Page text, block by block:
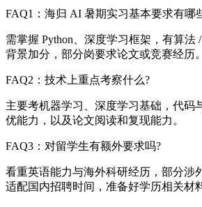
FAQ1：海归 AI 暑期实习基本要求有哪
需掌握 Python、深度学习框架，有算法
背景加分，部分岗要求论文或竞赛经历。
FAQ2：技术上重点考察什么?
主要考机器学习、深度学习基础，代码
优能力，以及论文阅读和复现能力。
FAQ3：对留学生有额外要求吗?
看重英语能力与海外科研经历，部分涉
适配国内招聘时间，准备好学历相关材